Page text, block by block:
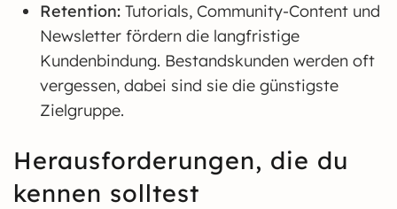
Retention: Tutorials, Community-Content und
Newsletter fördern die langfristige
Kundenbindung. Bestandskunden werden oft
vergessen, dabei sind sie die günstigste
Zielgruppe.
Herausforderungen, die du
kennen solltest